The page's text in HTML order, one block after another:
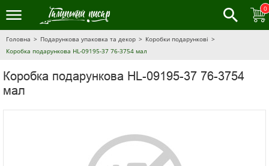
0
Головна Подарункова упаковка та декор
Коробки подарункові
Коробка подарункова HL-09195-37 76-3754 мал
Коробка подарункова HL-09195-37 76-3754
мал